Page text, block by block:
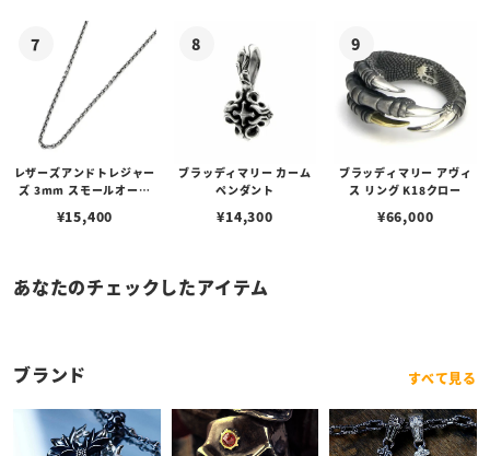
レザーズアンドトレジャー
ズ 3mm スモールオーバ
ブスタークラスプ＆LTロ
¥15,400
ブラッディマリー カーム
ペンダント
¥14,300
ブラッディマリー アヴィ
ス リング K18クロー
¥66,000
あなたのチェックしたアイテム
ブランド すべて見る